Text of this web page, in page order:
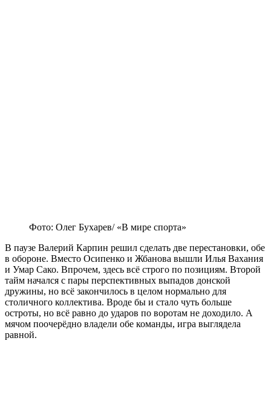
Фото: Олег Бухарев/ «В мире спорта»
В паузе Валерий Карпин решил сделать две перестановки, обе
в обороне. Вместо Осипенко и Жбанова вышли Илья Вахания
и Умар Сако. Впрочем, здесь всё строго по позициям. Второй
тайм начался с пары перспективных выпадов донской
дружины, но всё закончилось в целом нормально для
столичного коллектива. Вроде бы и стало чуть больше
остроты, но всё равно до ударов по воротам не доходило. А
мячом поочерёдно владели обе команды, игра выглядела
равной.